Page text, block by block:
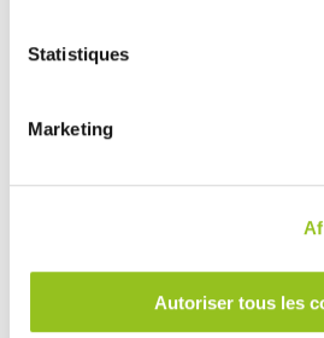
ou qu'ils ont collectées lors de
Statistiques
Marketing
Autoriser tous les
INFORMATIONS